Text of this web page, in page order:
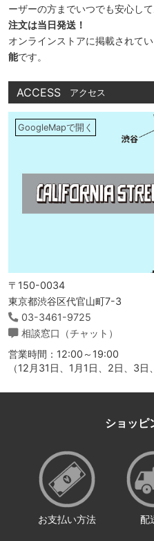
ーザーの方までいつでも安心して
注文は当日発送！
オンラインストアに掲載されて
能です。
ACCESS アクセス
GoogleMapで開く
〒150-0034
東京都渋谷区代官山町7-3
03-3461-9725
相談窓口（チャット）
営業時間：12:00～19:00
（12月31日、1月1日、2日、3日
ショッピ
お支払い方法 配